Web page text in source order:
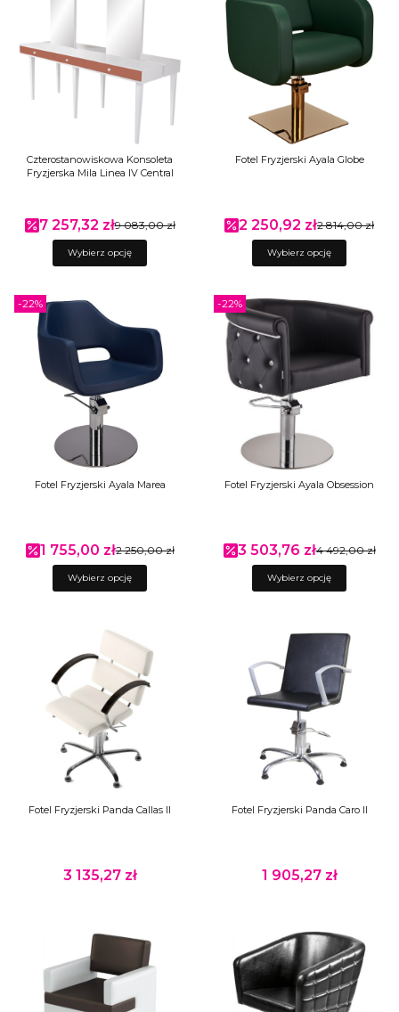
Czterostanowiskowa Konsoleta
Fryzjerska Mila Linea IV Central
Cena promocyjna
7 257,32 zł9 083,00 zł
Wybierz opcję
Fotel Fryzjerski Ayala Globe
Cena promocyjna
2 250,92 zł2 814,00 zł
Wybierz opcję
Fotel Fryzjerski Ayala Marea
Cena promocyjna
1 755,00 zł2 250,00 zł
-22%
Wybierz opcję
Fotel Fryzjerski Ayala Obsession
Cena promocyjna
3 503,76 zł4 492,00 zł
-22%
Wybierz opcję
Fotel Fryzjerski Panda Callas II
Cena
3 135,27 zł
Fotel Fryzjerski Panda Caro II
Cena
1 905,27 zł